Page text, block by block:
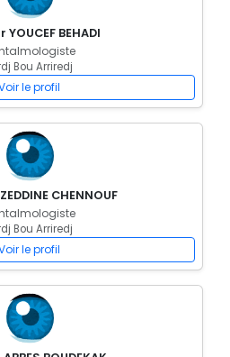
BEHADI
Bou Arriredj
le profil
CHENNOUF
Bou Arriredj
le profil